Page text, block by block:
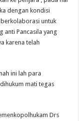
dengan kondisi
untuk
anti Pancasila yang
karena telah
ini lah para
mati tegas
Drs